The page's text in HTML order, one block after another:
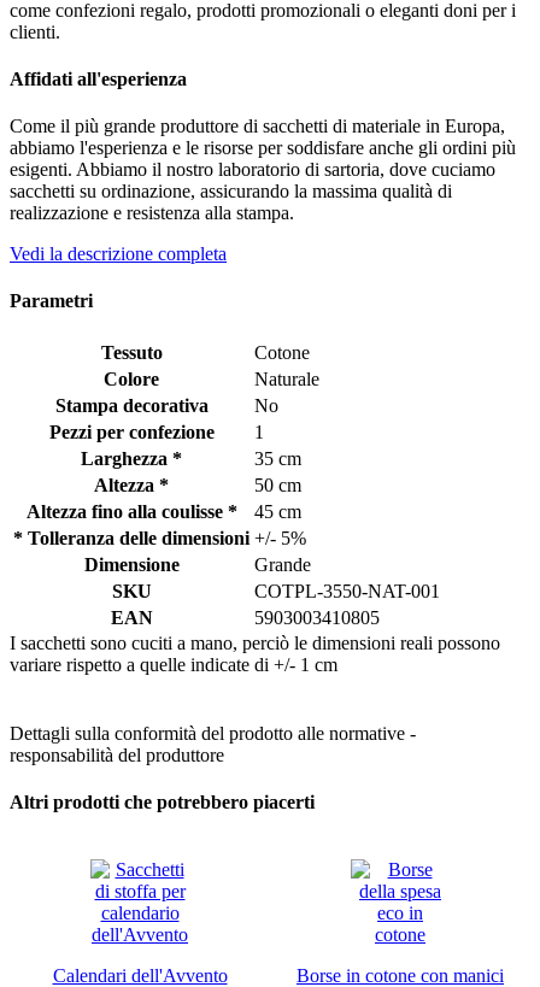
come confezioni regalo, prodotti promozionali o eleganti doni per i
clienti.
Affidati all'esperienza
Come il più grande produttore di sacchetti di materiale in Europa,
abbiamo l'esperienza e le risorse per soddisfare anche gli ordini più
esigenti. Abbiamo il nostro laboratorio di sartoria, dove cuciamo
sacchetti su ordinazione, assicurando la massima qualità di
realizzazione e resistenza alla stampa.
Vedi la descrizione completa
Parametri
Tessuto
Cotone
Colore
Naturale
Stampa decorativa
No
Pezzi per confezione
1
Larghezza *
35 cm
Altezza *
50 cm
Altezza fino alla coulisse *
45 cm
* Tolleranza delle dimensioni +/- 5%
Dimensione
Grande
SKU
COTPL-3550-NAT-001
EAN
5903003410805
I sacchetti sono cuciti a mano, perciò le dimensioni reali possono
variare rispetto a quelle indicate di +/- 1 cm
Dettagli sulla conformità del prodotto alle normative -
responsabilità del produttore
Altri prodotti che potrebbero piacerti
Calendari dell'Avvento Borse in cotone con manici